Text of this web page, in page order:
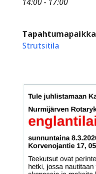
Tapahtumapaikka
Strutsitila